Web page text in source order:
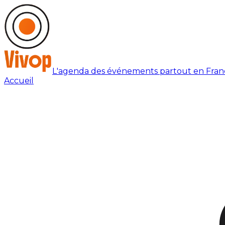
L'agenda des événements partout en
Accueil